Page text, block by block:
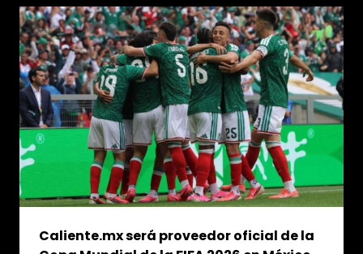
Caliente.mx será proveedor oficial de la